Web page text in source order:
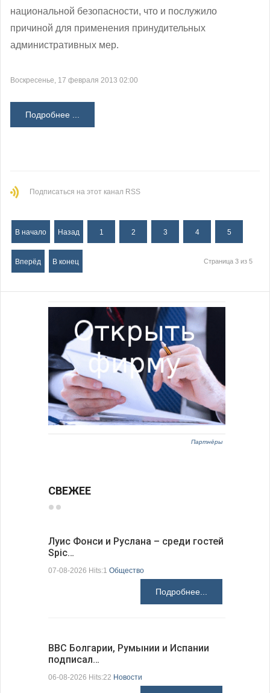
национальной безопасности, что и послужило
причиной для применения принудительных
административных мер.
Воскресенье, 17 февраля 2013 02:00
Подробнее ...
Подписаться на этот канал RSS
В начало Назад 1 2 3 4 5
Вперёд В конец Страница 3 из 5
Партнёры
СВЕЖЕЕ
Луис Фонси и Руслана – среди гостей
Spic…
07-08-2026 Hits:1 Общество
Подробнее...
ВВС Болгарии, Румынии и Испании
подписал…
06-08-2026 Hits:22 Новости